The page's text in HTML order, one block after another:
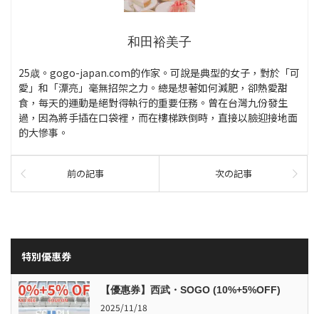
和田裕美子
25歳。gogo-japan.com的作家。可說是典型的女子，對於「可
愛」和「漂亮」毫無招架之力。總是想著如何減肥，卻熱愛甜
食，每天的運動是絕對得執行的重要任務。曾在台灣九份發生
過，因為將手插在口袋裡，而在樓梯跌倒時，直接以臉迎接地面
的大慘事。
前の記事 次の記事
特別優惠券
【優惠券】西武・SOGO (10%+5%OFF)
2025/11/18